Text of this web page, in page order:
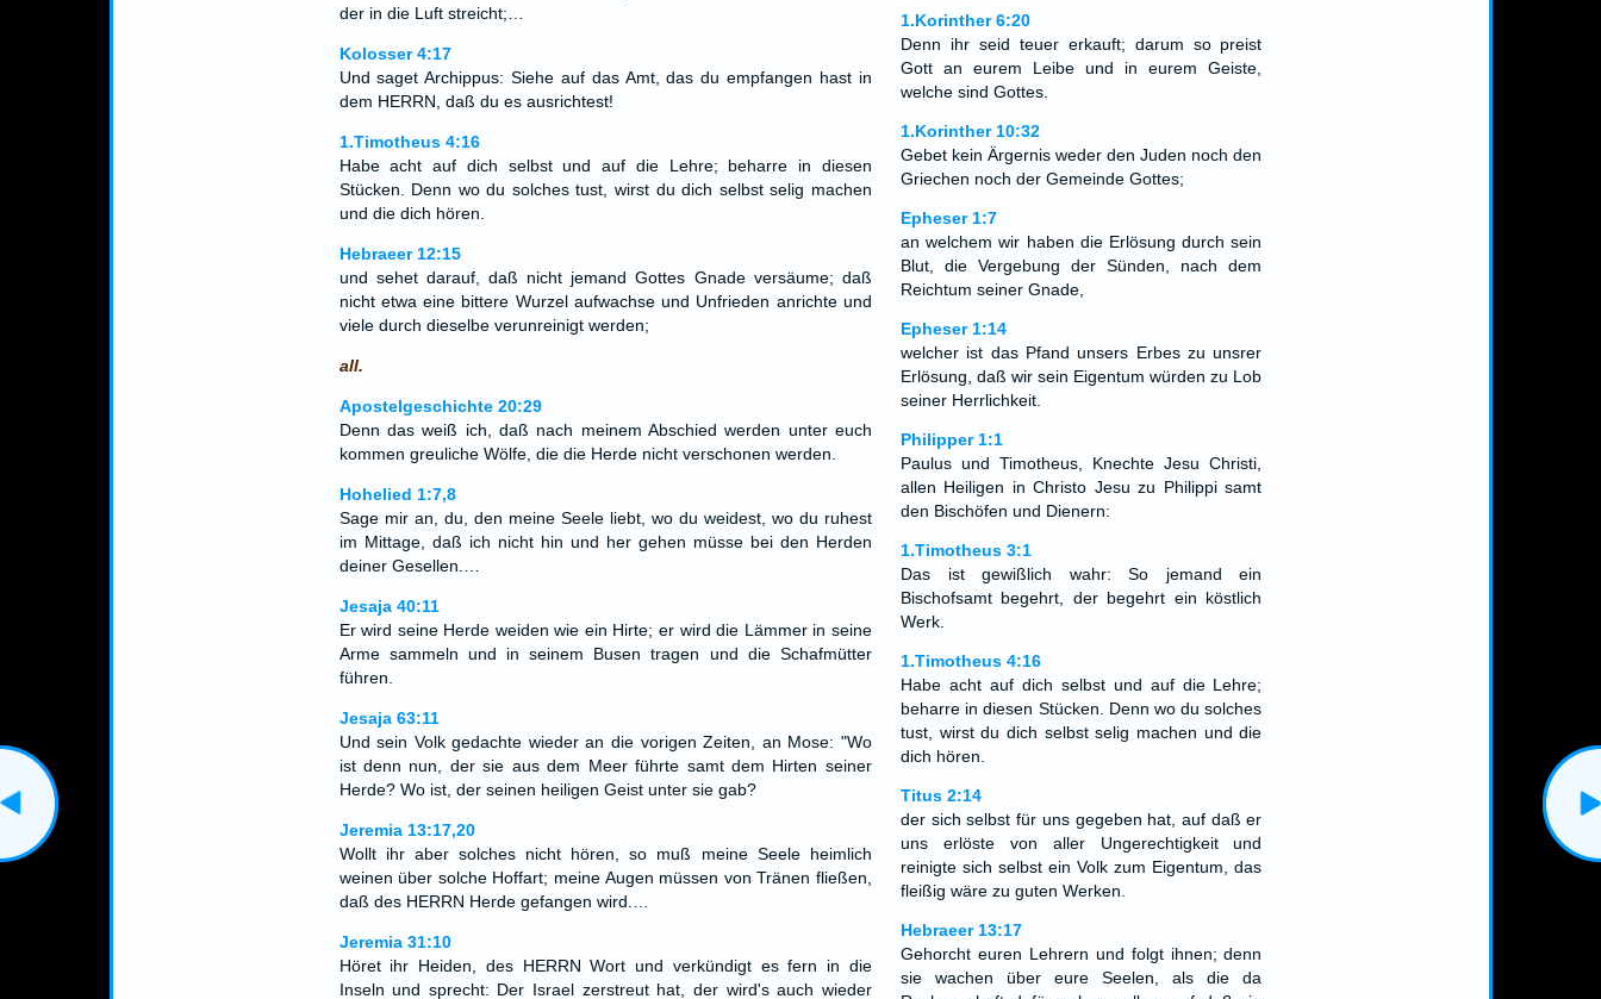
der in die Luft streicht;…
Kolosser 4:17
Und saget Archippus: Siehe auf das Amt, das du empfangen hast in
dem HERRN, daß du es ausrichtest!
1.Timotheus 4:16
Habe acht auf dich selbst und auf die Lehre; beharre in diesen
Stücken. Denn wo du solches tust, wirst du dich selbst selig machen
und die dich hören.
Hebraeer 12:15
und sehet darauf, daß nicht jemand Gottes Gnade versäume; daß
nicht etwa eine bittere Wurzel aufwachse und Unfrieden anrichte und
viele durch dieselbe verunreinigt werden;
all.
Apostelgeschichte 20:29
Denn das weiß ich, daß nach meinem Abschied werden unter euch
kommen greuliche Wölfe, die die Herde nicht verschonen werden.
Hohelied 1:7,8
Sage mir an, du, den meine Seele liebt, wo du weidest, wo du ruhest
im Mittage, daß ich nicht hin und her gehen müsse bei den Herden
deiner Gesellen.…
Jesaja 40:11
Er wird seine Herde weiden wie ein Hirte; er wird die Lämmer in seine
Arme sammeln und in seinem Busen tragen und die Schafmütter
führen.
Jesaja 63:11
Und sein Volk gedachte wieder an die vorigen Zeiten, an Mose: "Wo
ist denn nun, der sie aus dem Meer führte samt dem Hirten seiner
Herde? Wo ist, der seinen heiligen Geist unter sie gab?
Jeremia 13:17,20
Wollt ihr aber solches nicht hören, so muß meine Seele heimlich
weinen über solche Hoffart; meine Augen müssen von Tränen fließen,
daß des HERRN Herde gefangen wird.…
Jeremia 31:10
Höret ihr Heiden, des HERRN Wort und verkündigt es fern in die
Inseln und sprecht: Der Israel zerstreut hat, der wird's auch wieder
1.Korinther 6:20
Denn ihr seid teuer erkauft; darum so preist
Gott an eurem Leibe und in eurem Geiste,
welche sind Gottes.
1.Korinther 10:32
Gebet kein Ärgernis weder den Juden noch den
Griechen noch der Gemeinde Gottes;
Epheser 1:7
an welchem wir haben die Erlösung durch sein
Blut, die Vergebung der Sünden, nach dem
Reichtum seiner Gnade,
Epheser 1:14
welcher ist das Pfand unsers Erbes zu unsrer
Erlösung, daß wir sein Eigentum würden zu Lob
seiner Herrlichkeit.
Philipper 1:1
Paulus und Timotheus, Knechte Jesu Christi,
allen Heiligen in Christo Jesu zu Philippi samt
den Bischöfen und Dienern:
1.Timotheus 3:1
Das ist gewißlich wahr: So jemand ein
Bischofsamt begehrt, der begehrt ein köstlich
Werk.
1.Timotheus 4:16
Habe acht auf dich selbst und auf die Lehre;
beharre in diesen Stücken. Denn wo du solches
tust, wirst du dich selbst selig machen und die
dich hören.
Titus 2:14
der sich selbst für uns gegeben hat, auf daß er
uns erlöste von aller Ungerechtigkeit und
reinigte sich selbst ein Volk zum Eigentum, das
fleißig wäre zu guten Werken.
Hebraeer 13:17
Gehorcht euren Lehrern und folgt ihnen; denn
sie wachen über eure Seelen, als die da